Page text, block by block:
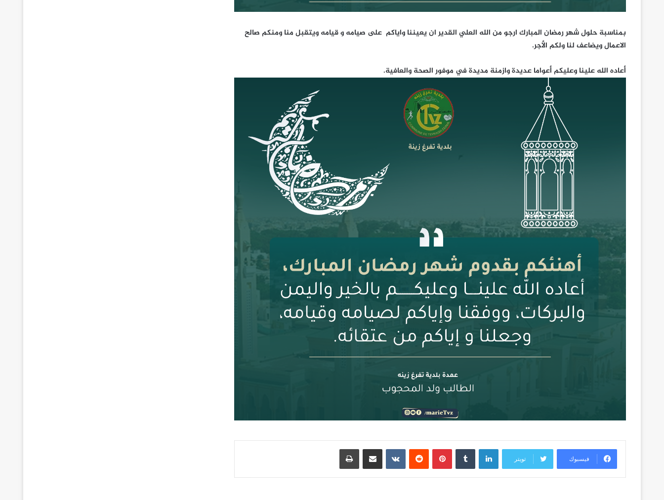
بمناسبة حلول شهر رمضان المبارك ارجو من الله العلي القدير ان يعيننا واياكم على صيامه و قيامه ويتقبل منا ومنكم صالح
الاعمال ويضاعف لنا ولكم الأجر.
أعاده الله علينا وعليكم أعواما عديدة وازمنة مديدة في موفور الصحة والعافية.
فيسبوك تويتر
لينكدإن بينتيريست مشاركة عبر البريد طباعة